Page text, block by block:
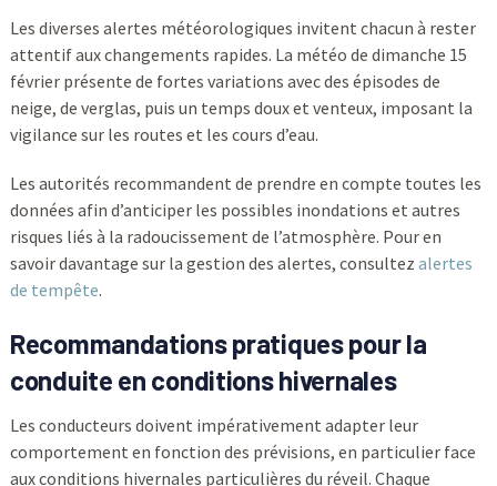
Les diverses alertes météorologiques invitent chacun à rester
attentif aux changements rapides. La météo de dimanche 15
février présente de fortes variations avec des épisodes de
neige, de verglas, puis un temps doux et venteux, imposant la
vigilance sur les routes et les cours d’eau.
Les autorités recommandent de prendre en compte toutes les
données afin d’anticiper les possibles inondations et autres
risques liés à la radoucissement de l’atmosphère. Pour en
savoir davantage sur la gestion des alertes, consultez alertes
de tempête.
Recommandations pratiques pour la
conduite en conditions hivernales
Les conducteurs doivent impérativement adapter leur
comportement en fonction des prévisions, en particulier face
aux conditions hivernales particulières du réveil. Chaque